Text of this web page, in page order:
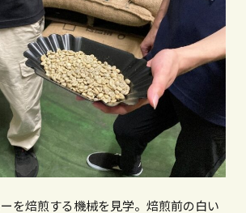
を焙煎する機械を見学。焙煎前の白い